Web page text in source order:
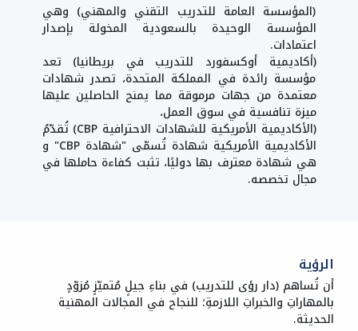
(المؤسسة العامة للتدريب التقني والمهني) وهي
المؤسسة الوحيدة بالسعودية المخولة بإصدار
اعتمادات.
(أكاديمية أوكسفورد للتدريب في بريطانيا) تعد
مؤسسة رائدة في المملكة المتحدة، تصدر شهادات
معتمدة من جهات مرموقة مما يمنح الحاصلين عليها
ميزة تنافسية في سوق العمل،
(الأكاديمية الأمريكية للشهادات الاحترافية CBP) تُقدّمُ
الأكاديمية الأمريكية شهادة تُسمّى "شهادة CBP" و
هي شهادة معترف بها دوليًا، تثبت كفاءة حاملها في
مجال تخصصه.
الرؤية
أن تُساهم (دار رؤى للتدريب) في بناءِ جيلٍ مُتميّزٍ مُزوّدٍ
بالمهاراتِ والخبراتِ اللازمةِ؛ للنجاح في المجالات المهنية
الحديثة.